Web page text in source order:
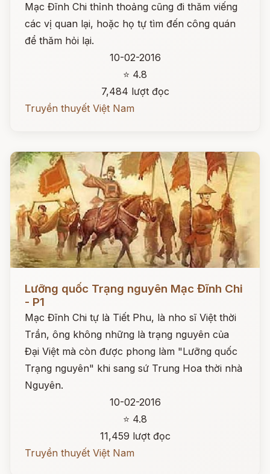
Mạc Đĩnh Chi thỉnh thoảng cũng đi thăm viếng
các vị quan lại, hoặc họ tự tìm đến công quán
để thăm hỏi lại.
10-02-2016
⭐ 4.8
7,484 lượt đọc
Truyền thuyết Việt Nam
Lưỡng quốc Trạng nguyên Mạc Đĩnh Chi
- P1
Mạc Đĩnh Chi tự là Tiết Phu, là nho sĩ Việt thời
Trần, ông không những là trạng nguyên của
Đại Việt mà còn được phong làm "Lưỡng quốc
Trạng nguyên" khi sang sứ Trung Hoa thời nhà
Nguyên.
10-02-2016
⭐ 4.8
11,459 lượt đọc
Truyền thuyết Việt Nam